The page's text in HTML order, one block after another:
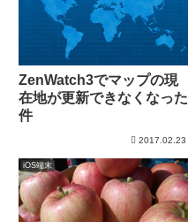
ZenWatch3でマップの現
在地が更新できなくなった
件
2017.02.23
iOS端末